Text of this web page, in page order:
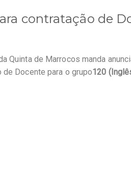
contratação de
Quinta de Marrocos manda
Docente para o grupo120